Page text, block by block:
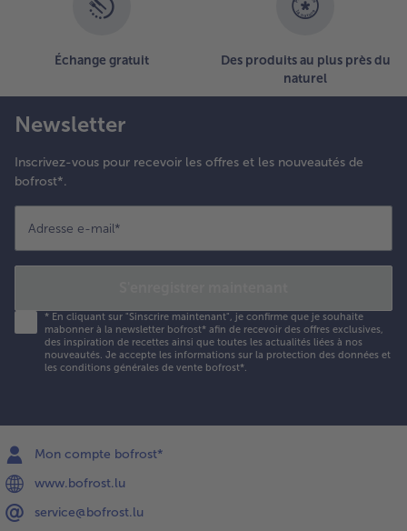
Échange gratuit
Des produits au plus près du
naturel
Newsletter
Inscrivez-vous pour recevoir les offres et les nouveautés de
bofrost*.
Adresse e-mail*
* En cliquant sur "Sinscrire maintenant", je confirme que je souhaite
mabonner à la newsletter bofrost* afin de recevoir des offres exclusives,
des inspiration de recettes ainsi que toutes les actualités liées à nos
nouveautés. Je accepte les informations sur la protection des données et
les conditions générales de vente bofrost*.
Mon compte bofrost*
www.bofrost.lu
service@bofrost.lu